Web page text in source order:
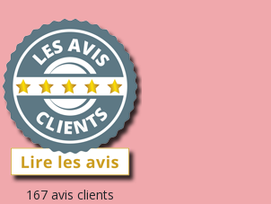
167 avis clients